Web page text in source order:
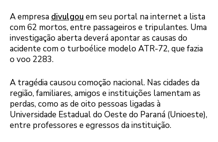
A empresa divulgou em seu portal na internet a lista
com 62 mortos, entre passageiros e tripulantes. Uma
investigação aberta deverá apontar as causas do
acidente com o turboélice modelo ATR-72, que fazia
o voo 2283.
A tragédia causou comoção nacional. Nas cidades da
região, familiares, amigos e instituições lamentam as
perdas, como as de oito pessoas ligadas à
Universidade Estadual do Oeste do Paraná (Unioeste),
entre professores e egressos da instituição.